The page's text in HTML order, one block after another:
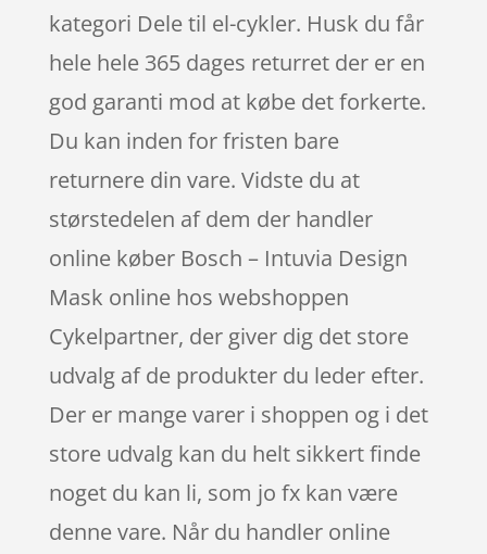
kategori Dele til el-cykler. Husk du får
hele hele 365 dages returret der er en
god garanti mod at købe det forkerte.
Du kan inden for fristen bare
returnere din vare. Vidste du at
størstedelen af dem der handler
online køber Bosch – Intuvia Design
Mask online hos webshoppen
Cykelpartner, der giver dig det store
udvalg af de produkter du leder efter.
Der er mange varer i shoppen og i det
store udvalg kan du helt sikkert finde
noget du kan li, som jo fx kan være
denne vare. Når du handler online